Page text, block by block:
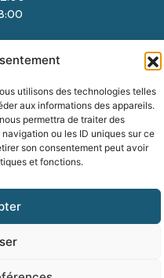
utilisons des technologies telles
aux informations des appareils.
permettra de traiter des
ou les ID uniques sur ce
son consentement peut avoir
et fonctions.
de confidentialité|Politique
Reims
06 70 58 17 23